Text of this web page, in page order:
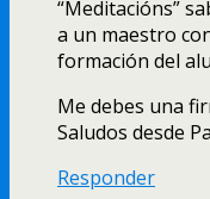
“Meditacións”
a un maestro
formación del
Me debes una
Saludos desde
Responder